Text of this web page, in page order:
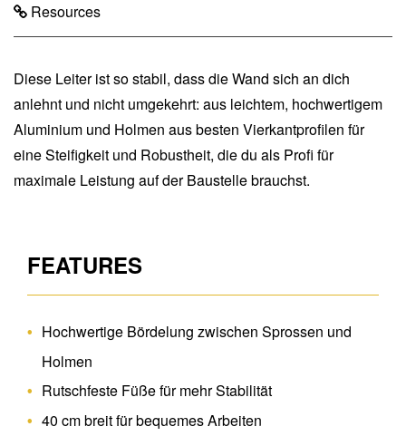
Resources
Diese Leiter ist so stabil, dass die Wand sich an dich
anlehnt und nicht umgekehrt: aus leichtem, hochwertigem
Aluminium und Holmen aus besten Vierkantprofilen für
eine Steifigkeit und Robustheit, die du als Profi für
maximale Leistung auf der Baustelle brauchst.
FEATURES
Hochwertige Bördelung zwischen Sprossen und
Holmen
Rutschfeste Füße für mehr Stabilität
40 cm breit für bequemes Arbeiten